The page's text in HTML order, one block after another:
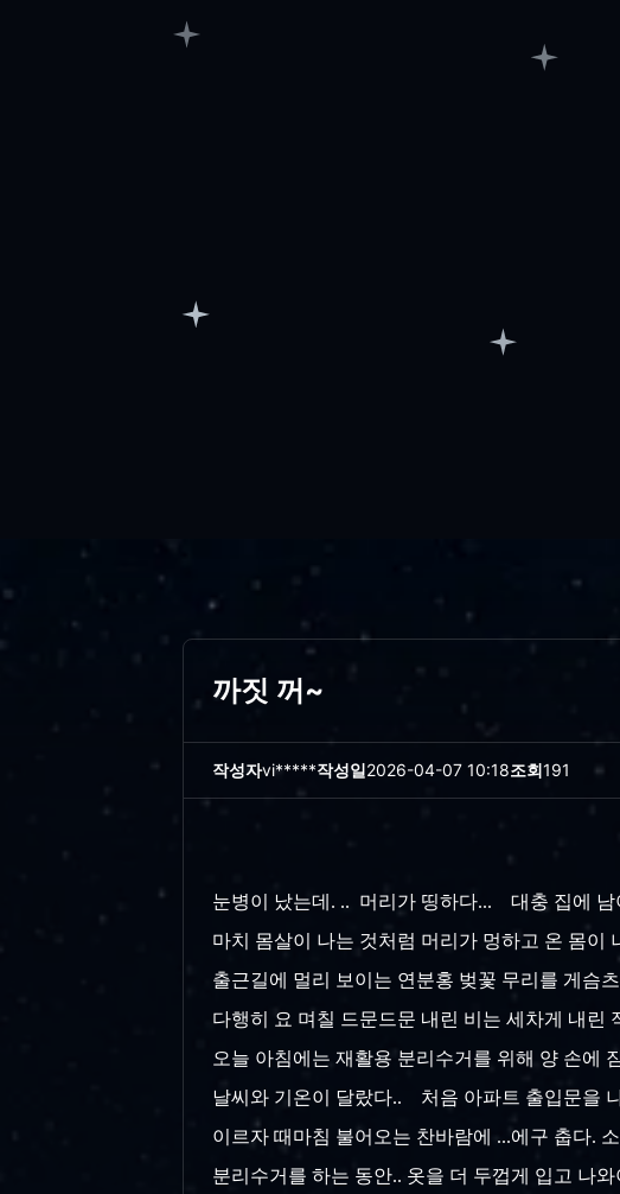
까짓 꺼~
작성자vi*****작성일2026-04-07 10:18조회191
눈병이 났는데. .. 머리가 띵하다... 대충 집에 남
마치 몸살이 나는 것처럼 머리가 멍하고 온 몸
출근길에 멀리 보이는 연분홍 벚꽃 무리를 게슴
다행히 요 며칠 드문드문 내린 비는 세차게 내린
오늘 아침에는 재활용 분리수거를 위해 양 손에
날씨와 기온이 달랐다.. 처음 아파트 출입문을
이르자 때마침 불어오는 찬바람에 ...에구 춥다.
분리수거를 하는 동안.. 옷을 더 두껍게 입고 나